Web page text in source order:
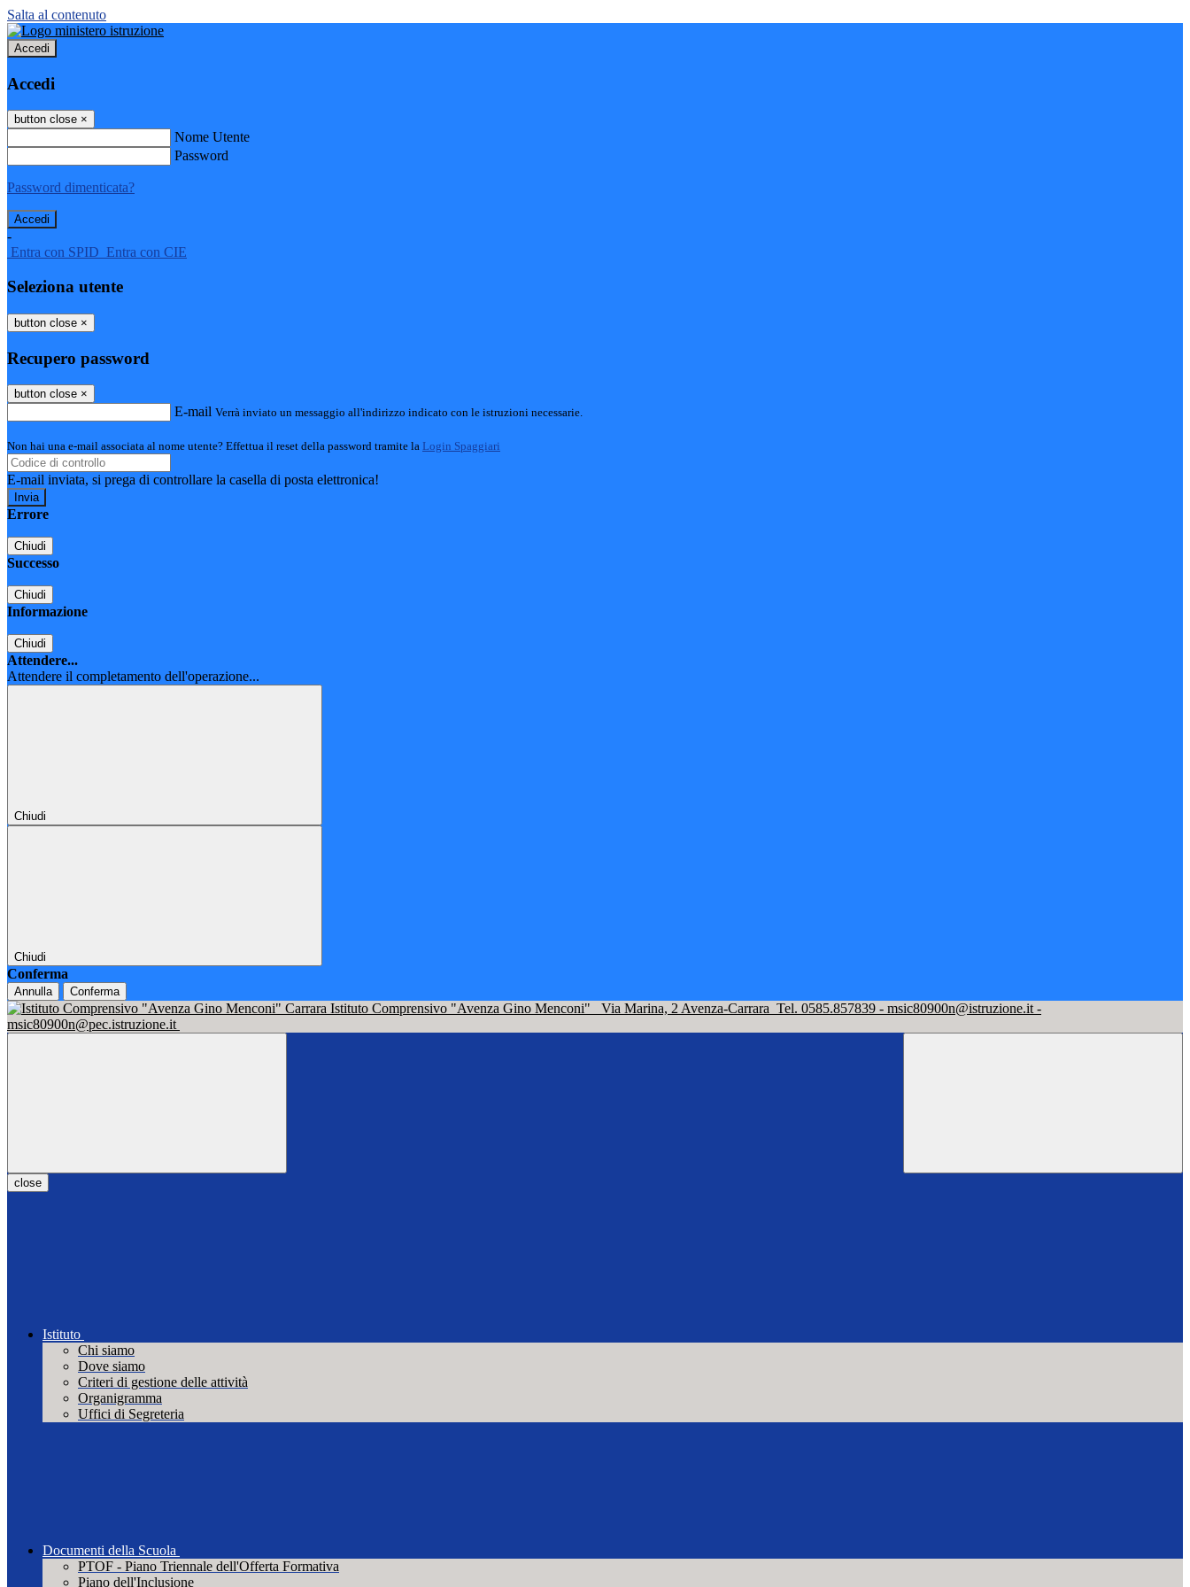
Salta al contenuto
Accedi
Accedi
button close ×
Nome Utente
Password
Password dimenticata?
-
Entra con SPID Entra con CIE
Seleziona utente
button close ×
Recupero password
button close ×
E-mail Verrà inviato un messaggio all'indirizzo indicato con le istruzioni necessarie.
Non hai una e-mail associata al nome utente? Effettua il reset della password tramite la Login Spaggiari
E-mail inviata, si prega di controllare la casella di posta elettronica!
Errore
Chiudi
Successo
Chiudi
Informazione
Chiudi
Attendere...
Attendere il completamento dell'operazione...
Chiudi
Chiudi
Conferma
Annulla Conferma
Istituto Comprensivo "Avenza Gino Menconi" Via Marina, 2 Avenza-Carrara Tel. 0585.857839 - msic80900n@istruzione.it -
msic80900n@pec.istruzione.it
close
Istituto
Chi siamo
Dove siamo
Criteri di gestione delle attività
Organigramma
Uffici di Segreteria
Documenti della Scuola
PTOF - Piano Triennale dell'Offerta Formativa
Piano dell'Inclusione